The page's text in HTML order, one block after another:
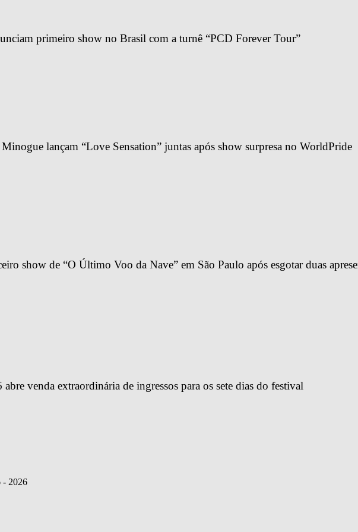
primeiro show no Brasil com a turnê “PCD Forever Tour”
lançam “Love Sensation” juntas após show surpresa no WorldPride
show de “O Último Voo da Nave” em São Paulo após esgotar duas
venda extraordinária de ingressos para os sete dias do festival
- 2026